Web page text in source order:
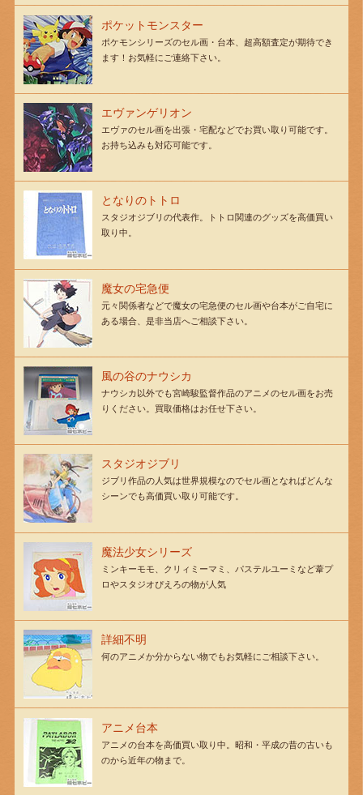
ポケットモンスター
ポケモンシリーズのセル画・台本、超高額査定が期待でき
ます！お気軽にご連絡下さい。
エヴァンゲリオン
エヴァのセル画を出張・宅配などでお買い取り可能です。
お持ち込みも対応可能です。
となりのトトロ
スタジオジブリの代表作。トトロ関連のグッズを高価買い
取り中。
魔女の宅急便
元々関係者などで魔女の宅急便のセル画や台本がご自宅に
ある場合、是非当店へご相談下さい。
風の谷のナウシカ
ナウシカ以外でも宮崎駿監督作品のアニメのセル画をお売
りください。買取価格はお任せ下さい。
スタジオジブリ
ジブリ作品の人気は世界規模なのでセル画となればどんな
シーンでも高価買い取り可能です。
魔法少女シリーズ
ミンキーモモ、クリィミーマミ、パステルユーミなど葦プ
ロやスタジオぴえろの物が人気
詳細不明
何のアニメか分からない物でもお気軽にご相談下さい。
アニメ台本
アニメの台本を高価買い取り中。昭和・平成の昔の古いも
のから近年の物まで。